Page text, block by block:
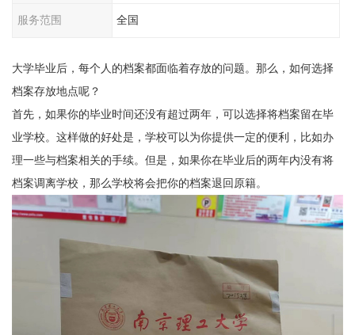
服务范围 全国
大学毕业后，每个人的档案都面临着存放的问题。那么，如何选择
档案存放地点呢？
首先，如果你的毕业时间还没有超过两年，可以选择将档案留在毕
业学校。这样做的好处是，学校可以为你提供一定的便利，比如办
理一些与档案相关的手续。但是，如果你在毕业后的两年内没有将
档案调离学校，那么学校将会把你的档案退回原籍。